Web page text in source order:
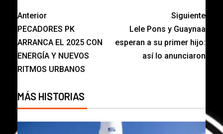
Anterior
PECADORES PK
ARRANCA EL 2025 CON
ENERGÍA Y NUEVOS
RITMOS URBANOS
Siguiente
Lele Pons y Guaynaa
esperan a su primer hijo:
así lo anunciaron
MÁS HISTORIAS